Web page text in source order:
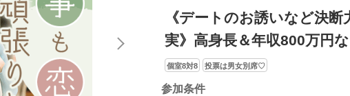
《デートのお誘いなど決
実》高身長＆年収800万円
個室8対8 投票は男女別席♡
参加条件